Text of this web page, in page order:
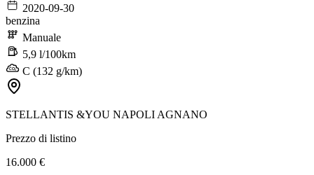
2020-09-30
benzina
Manuale
5,9 l/100km
C (132 g/km)
STELLANTIS &YOU NAPOLI AGNANO
Prezzo di listino
16.000 €